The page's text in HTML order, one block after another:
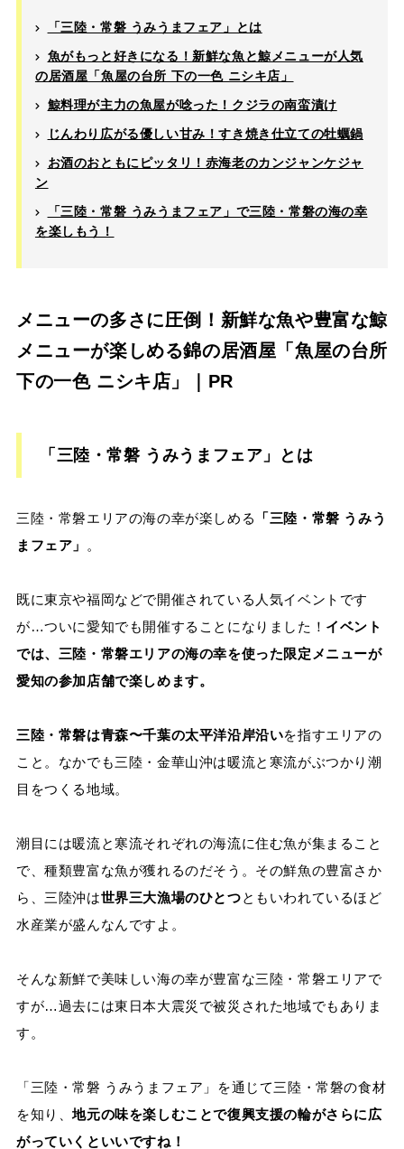
「三陸・常磐 うみうまフェア」とは
魚がもっと好きになる！新鮮な魚と鯨メニューが人気
の居酒屋「魚屋の台所 下の一色 ニシキ店」
鯨料理が主力の魚屋が唸った！クジラの南蛮漬け
じんわり広がる優しい甘み！すき焼き仕立ての牡蠣鍋
お酒のおともにピッタリ！赤海老のカンジャンケジャ
ン
「三陸・常磐 うみうまフェア」で三陸・常磐の海の幸
を楽しもう！
メニューの多さに圧倒！新鮮な魚や豊富な鯨
メニューが楽しめる錦の居酒屋「魚屋の台所
下の一色 ニシキ店」｜PR
「三陸・常磐 うみうまフェア」とは
三陸・常磐エリアの海の幸が楽しめる
「三陸・常磐 うみう
まフェア」
。
既に東京や福岡などで開催されている人気イベントです
が…ついに愛知でも開催することになりました！ イベント
では、三陸・常磐エリアの海の幸を使った限定メニューが
愛知の参加店舗で楽しめます。
三陸・常磐は青森〜千葉の太平洋沿岸沿いを指すエリアの
こと。なかでも三陸・金華山沖は暖流と寒流がぶつかり潮
目をつくる地域。
潮目には暖流と寒流それぞれの海流に住む魚が集まること
で、種類豊富な魚が獲れるのだそう。その鮮魚の豊富さか
ら、三陸沖は世界三大漁場のひとつともいわれているほど
水産業が盛んなんですよ。
そんな新鮮で美味しい海の幸が豊富な三陸・常磐エリアで
すが…過去には東日本大震災で被災された地域でもありま
す。
「三陸・常磐 うみうまフェア」を通じて三陸・常磐の食材
を知り、地元の味を楽しむことで復興支援の輪がさらに広
がっていくといいですね！